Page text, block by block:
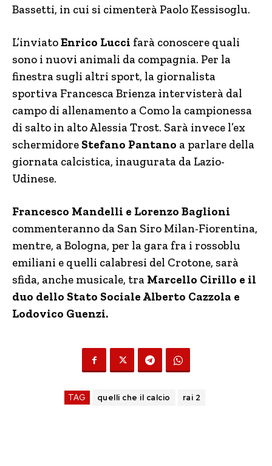
Bassetti, in cui si cimenterà Paolo Kessisoglu.
L’inviatoEnrico Lucci farà conoscere quali
sono i nuovi animali da compagnia. Per la
finestra sugli altri sport, la giornalista
sportiva Francesca Brienza intervisterà dal
campo di allenamento a Como la campionessa
di salto in alto Alessia Trost. Sarà invece l’ex
schermidore Stefano Pantano a parlare della
giornata calcistica, inaugurata da Lazio-
Udinese.
Francesco Mandelli e Lorenzo Baglioni
commenteranno da San Siro Milan-Fiorentina,
mentre, a Bologna, per la gara fra i rossoblu
emiliani e quelli calabresi del Crotone, sarà
sfida, anche musicale, tra Marcello Cirillo e il
duo dello Stato Sociale Alberto Cazzola e
Lodovico Guenzi.
TAG quelli che il calcio rai 2